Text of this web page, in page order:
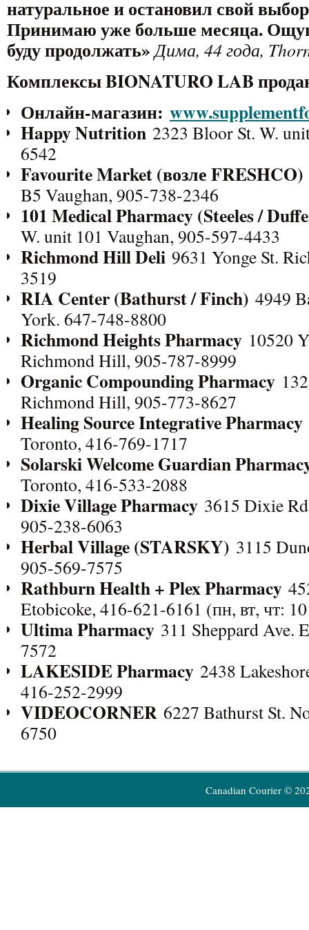
натуральное и остановил свой
Принимаю уже больше месяца.
буду продолжать» Дима, 44 года,
Комплексы BIONATURO LAB
Онлайн-магазин:
Happy Nutrition 2323 Bloor St. W.
6542
Favourite Market (возле FRESHCO)
B5 Vaughan, 905-738-2346
101 Medical Pharmacy (Steeles /
W. unit 101 Vaughan, 905-597-4433
Richmond Hill Deli 9631 Yonge St.
3519
RIA Center (Bathurst / Finch) 4949
York. 647-748-8800
Richmond Heights Pharmacy 10520
Richmond Hill, 905-787-8999
Organic Compounding Pharmacy
Richmond Hill, 905-773-8627
Healing Source Integrative Pharmacy
Toronto, 416-769-1717
Solarski Welcome Guardian
Toronto, 416-533-2088
Dixie Village Pharmacy 3615 Dixie
905-238-6063
Herbal Village (STARSKY) 3115
905-569-7575
Rathburn Health + Plex Pharmacy
Etobicoke, 416-621-6161 (пн, вт, чт:
Ultima Pharmacy 311 Sheppard Ave.
7572
LAKESIDE Pharmacy 2438
416-252-2999
VIDEOCORNER 6227 Bathurst St.
6750
Canadian Courier ©